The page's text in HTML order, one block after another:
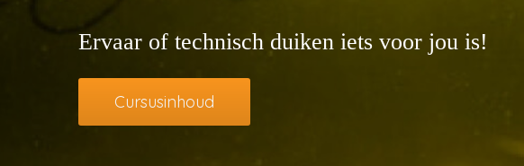
Ervaar of technisch duiken iets voor jou is!
Cursusinhoud